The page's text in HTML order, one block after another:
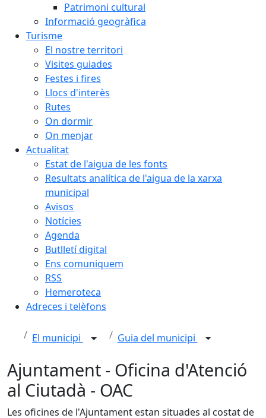
Patrimoni cultural
Informació geogràfica
Turisme
El nostre territori
Visites guiades
Festes i fires
Llocs d'interès
Rutes
On dormir
On menjar
Actualitat
Estat de l'aigua de les fonts
Resultats analítica de l'aigua de la xarxa
municipal
Avisos
Notícies
Agenda
Butlletí digital
Ens comuniquem
RSS
Hemeroteca
Adreces i telèfons
El municipi Guia del municipi
Ajuntament - Oficina d'Atenció
al Ciutadà - OAC
Les oficines de l'Ajuntament estan situades al costat de